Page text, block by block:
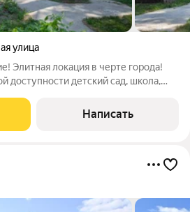
улица
Элитная локация в черте города!
доступности детский сад, школа,
дом общей площадью 116 м2 с
в
Написать